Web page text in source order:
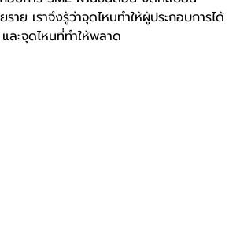
าย เราจึงรู้ว่าจุดไหนทำให้ผู้ประกอบการได้
ละจุดไหนที่ทำให้พลาด